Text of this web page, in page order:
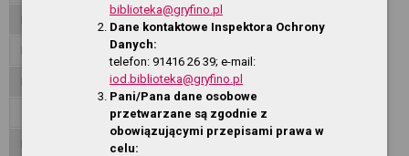
Dane teleadresowe
Zadania i kompetencje
Regulamin Biblioteki
biblioteka@gryfino.pl
Dane kontaktowe Inspektora Ochrony
Danych:
telefon: 91416 26 39; e-mail:
iod.biblioteka@gryfino.pl
Pani/Pana dane osobowe
przetwarzane są zgodnie z
obowiązującymi przepisami prawa w
celu: